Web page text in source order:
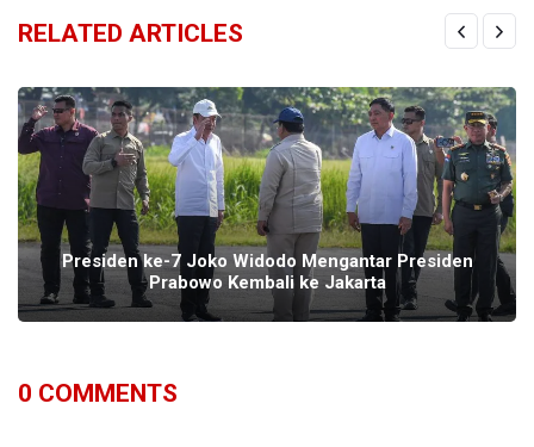
RELATED ARTICLES
Presiden ke-7 Joko Widodo Mengantar Presiden
Prabowo Kembali ke Jakarta
0 COMMENTS